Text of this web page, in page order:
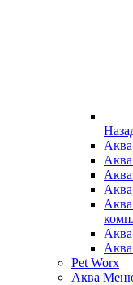
Pet Worx
Аква